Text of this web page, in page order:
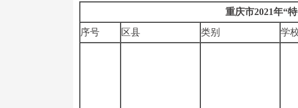
重庆市2021年“
序号
区县 类别 学